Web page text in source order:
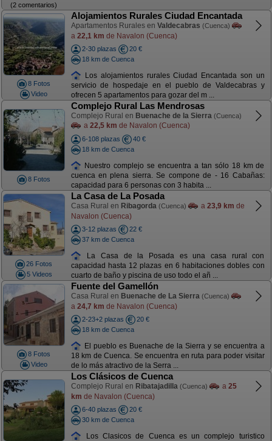
(2 comentarios)
8 Fotos
Video
Alojamientos Rurales Ciudad Encantada
Apartamentos Rurales en Valdecabras (Cuenca)
a 22,1 km de Navalon (Cuenca)
2-30 plazas
20 €
18 km de Cuenca
Los alojamientos rurales Ciudad Encantada son un
servicio de hospedaje en el pueblo de Valdecabras y
ofrecen 5 apartamentos para gozar del m ...
8 Fotos
Complejo Rural Las Mendrosas
Complejo Rural en Buenache de la Sierra (Cuenca)
a 22,5 km de Navalon (Cuenca)
6-108 plazas
40 €
18 km de Cuenca
Nuestro complejo se encuentra a tan sólo 18 km de
cuenca en plena sierra. Se compone de - 16 Cabañas:
capacidad para 6 personas con 3 habita ...
26 Fotos
5 Videos
La Casa de La Posada
Casa Rural en Ribagorda (Cuenca) a 23,9 km de
Navalon (Cuenca)
3-12 plazas
22 €
37 km de Cuenca
La Casa de la Posada es una casa rural con
capacidad hasta 12 plazas en 6 habitaciones dobles con
cuarto de baño y piscina de uso todo el añ ...
8 Fotos
Video
Fuente del Gamellón
Casa Rural en Buenache de La Sierra (Cuenca)
a 24,7 km de Navalon (Cuenca)
2-23+2 plazas
20 €
18 km de Cuenca
El pueblo es Buenache de la Sierra y se encuentra a
18 km de Cuenca. Se encuentra en ruta para poder visitar
de lo más atractivo de la Serra ...
Los Clásicos de Cuenca
Complejo Rural en Ribatajadilla (Cuenca) a 25
km de Navalon (Cuenca)
6-40 plazas
20 €
30 km de Cuenca
Los Clasicos de Cuenca es un complejo turistico